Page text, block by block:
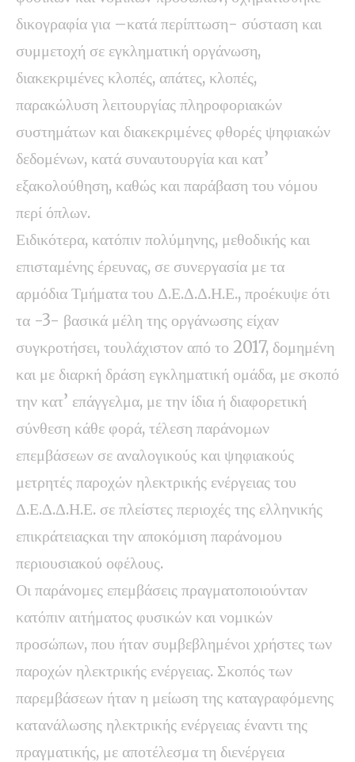
δικογραφία για –κατά περίπτωση- σύσταση και
συμμετοχή σε εγκληματική οργάνωση,
διακεκριμένες κλοπές, απάτες, κλοπές,
παρακώλυση λειτουργίας πληροφοριακών
συστημάτων και διακεκριμένες φθορές ψηφιακών
δεδομένων, κατά συναυτουργία και κατ’
εξακολούθηση, καθώς και παράβαση του νόμου
περί όπλων.
Ειδικότερα, κατόπιν πολύμηνης, μεθοδικής και
επισταμένης έρευνας, σε συνεργασία με τα
αρμόδια Τμήματα του Δ.Ε.Δ.Δ.Η.Ε., προέκυψε ότι
τα -3- βασικά μέλη της οργάνωσης είχαν
συγκροτήσει, τουλάχιστον από το 2017, δομημένη
και με διαρκή δράση εγκληματική ομάδα, με σκοπό
την κατ’ επάγγελμα, με την ίδια ή διαφορετική
σύνθεση κάθε φορά, τέλεση παράνομων
επεμβάσεων σε αναλογικούς και ψηφιακούς
μετρητές παροχών ηλεκτρικής ενέργειας του
Δ.Ε.Δ.Δ.Η.Ε. σε πλείστες περιοχές της ελληνικής
επικράτειαςκαι την αποκόμιση παράνομου
περιουσιακού οφέλους.
Οι παράνομες επεμβάσεις πραγματοποιούνταν
κατόπιν αιτήματος φυσικών και νομικών
προσώπων, που ήταν συμβεβλημένοι χρήστες των
παροχών ηλεκτρικής ενέργειας. Σκοπός των
παρεμβάσεων ήταν η μείωση της καταγραφόμενης
κατανάλωσης ηλεκτρικής ενέργειας έναντι της
πραγματικής, με αποτέλεσμα τη διενέργεια